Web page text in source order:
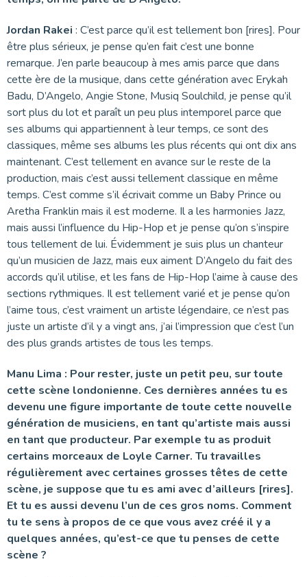
Jordan Rakei : C’est parce qu’il est tellement bon [rires]. Pour
être plus sérieux, je pense qu’en fait c’est une bonne
remarque. J’en parle beaucoup à mes amis parce que dans
cette ère de la musique, dans cette génération avec Erykah
Badu, D’Angelo, Angie Stone, Musiq Soulchild, je pense qu’il
sort plus du lot et paraît un peu plus intemporel parce que
ses albums qui appartiennent à leur temps, ce sont des
classiques, même ses albums les plus récents qui ont dix ans
maintenant. C’est tellement en avance sur le reste de la
production, mais c’est aussi tellement classique en même
temps. C’est comme s’il écrivait comme un Baby Prince ou
Aretha Franklin mais il est moderne. Il a les harmonies Jazz,
mais aussi l’influence du Hip-Hop et je pense qu’on s’inspire
tous tellement de lui. Évidemment je suis plus un chanteur
qu’un musicien de Jazz, mais eux aiment D’Angelo du fait des
accords qu’il utilise, et les fans de Hip-Hop l’aime à cause des
sections rythmiques. Il est tellement varié et je pense qu’on
l’aime tous, c’est vraiment un artiste légendaire, ce n’est pas
juste un artiste d’il y a vingt ans, j’ai l’impression que c’est l’un
des plus grands artistes de tous les temps.
Manu Lima : Pour rester, juste un petit peu, sur toute
cette scène londonienne. Ces dernières années tu es
devenu une figure importante de toute cette nouvelle
génération de musiciens, en tant qu’artiste mais aussi
en tant que producteur. Par exemple tu as produit
certains morceaux de Loyle Carner. Tu travailles
régulièrement avec certaines grosses têtes de cette
scène, je suppose que tu es ami avec d’ailleurs [rires].
Et tu es aussi devenu l’un de ces gros noms. Comment
tu te sens à propos de ce que vous avez créé il y a
quelques années, qu’est-ce que tu penses de cette
scène ?